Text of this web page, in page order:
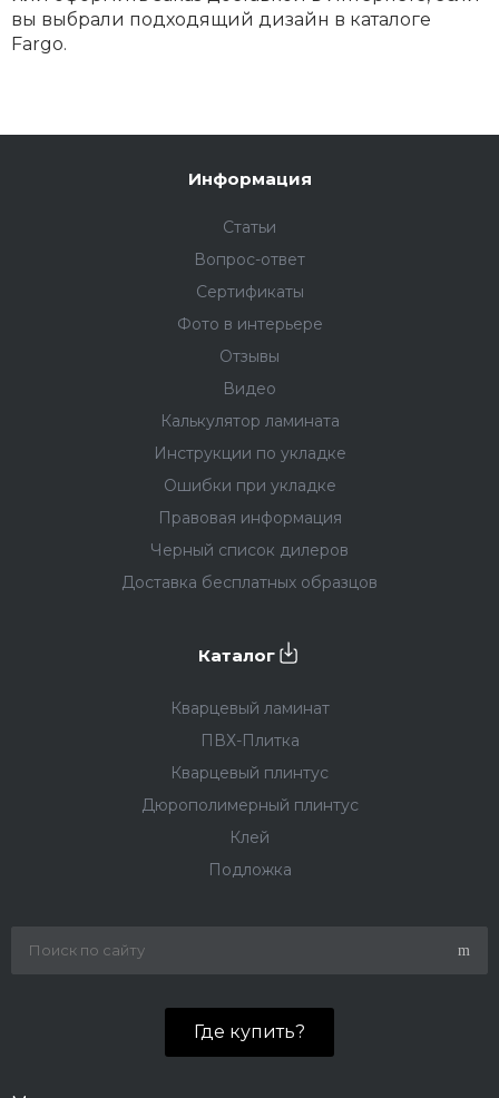
вы выбрали подходящий дизайн в каталоге
Fargo.
Информация
Статьи
Вопрос-ответ
Сертификаты
Фото в интерьере
Отзывы
Видео
Калькулятор ламината
Инструкции по укладке
Ошибки при укладке
Правовая информация
Черный список дилеров
Доставка бесплатных образцов
Каталог
Кварцевый ламинат
ПВХ-Плитка
Кварцевый плинтус
Дюрополимерный плинтус
Клей
Подложка
Где купить?